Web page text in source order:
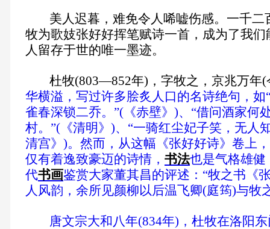
美人迟暮，难免令人唏嘘伤感。一千二
牧为歌妓张好好挥笔赋诗一首，成为了我
人留存于世的唯一墨迹。
杜牧(803—852年)，字牧之，京兆万年(
华横溢，写过许多脍炙人口的名诗绝句，
雀春深锁二乔。”(《赤壁》)、“借问酒家何
村。”(《清明》)、“一骑红尘妃子笑，无人
清宫》)。然而，从这幅《张好好诗》卷上
仅有着逸致豪迈的诗情， 书法也是气格雄健
代书画鉴赏大家董其昌的评述：“牧之书《
人风韵，余所见颜柳以后温飞卿(庭筠)与牧
唐文宗大和八年(834年)，杜牧在洛阳东